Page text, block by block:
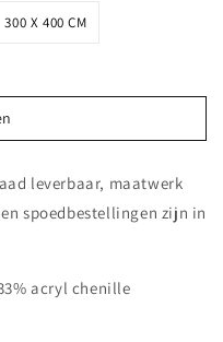
300 X 400 CM
leverbaar, maatwerk
spoedbestellingen zijn in
acryl chenille